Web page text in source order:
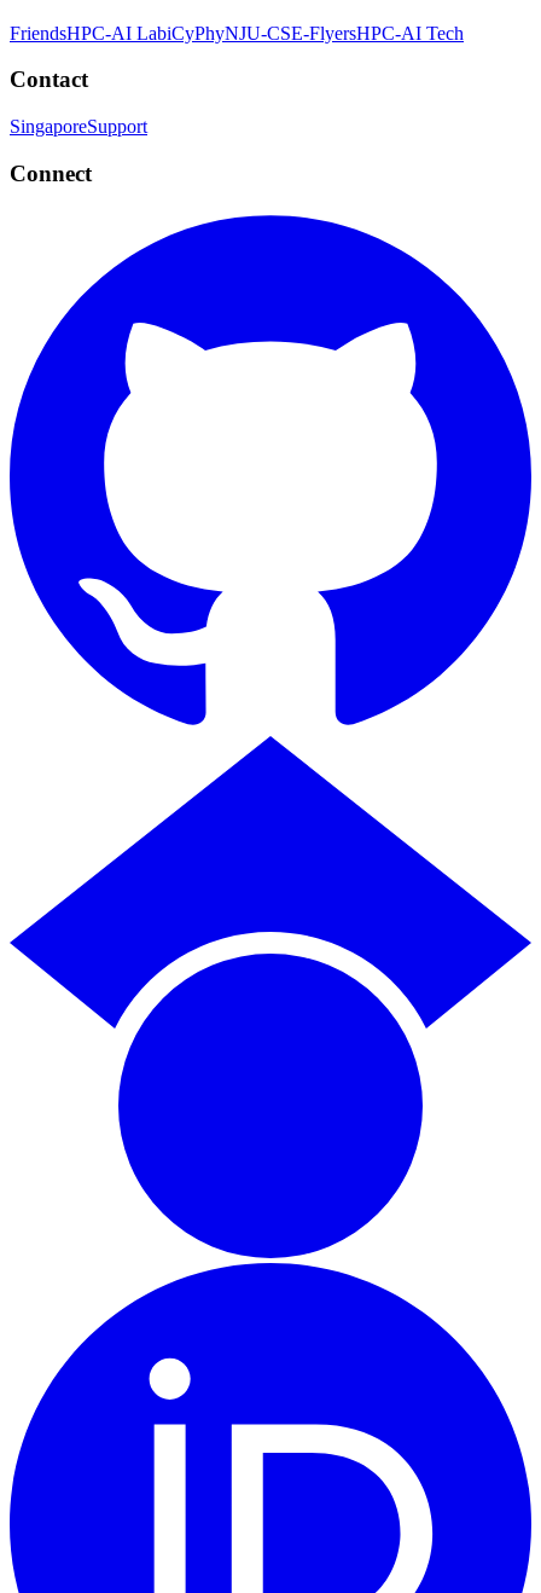
FriendsHPC-AI LabiCyPhyNJU-CSE-FlyersHPC-AI Tech
Contact
SingaporeSupport
Connect